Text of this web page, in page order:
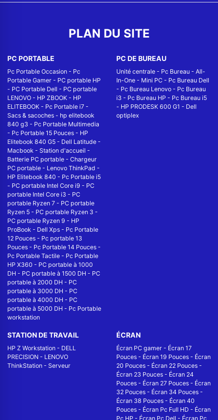
PLAN DU SITE
PC PORTABLE
Pc Portable Occasion - Pc
Portable Gamer - PC portable HP
- PC Portable Dell - PC portable
LENOVO - HP ZBOOK - HP
ELITEBOOK - Pc Portable i7 -
Sacs & sacoches - hp elitebook
840 g3 - Pc Portable Multimedia
- Pc Portable 15 Pouces - HP
Elitebook 840 G5 - Dell Latitude -
Macbook - Station d'accueil -
Batterie PC portable - Chargeur
PC portable - Lenovo ThinkPad -
HP Elitebook 840 - Pc Portable i5
- PC portable Intel Core i9 - PC
portable Intel Core i3 - PC
portable Ryzen 7 - PC portable
Ryzen 5 - PC portable Ryzen 3 -
PC portable Ryzen 9 - HP
ProBook - Dell Xps - Pc Portable
12 Pouces - Pc portable 13
Pouces - Pc Portable 14 Pouces -
Pc Portable Tactile - Pc Portable
HP X360 - PC portable à 1000
DH - PC portable à 1500 DH - PC
portable à 2000 DH - PC
portable à 3000 DH - PC
portable à 4000 DH - PC
portable à 5000 DH - Pc Portable
workstation
PC DE BUREAU
Unité centrale - Pc Bureau - All-
In-One - Mini PC - Pc Bureau Dell
- Pc Bureau Lenovo - Pc Bureau
i3 - Pc Bureau HP - Pc Bureau i5
- HP PRODESK 600 G1 - Dell
optiplex
STATION DE TRAVAIL
HP Z Workstation - DELL
PRECISION - LENOVO
ThinkStation - Serveur
ÉCRAN
Écran PC gamer - Écran 17
Pouces - Écran 19 Pouces - Écran
20 Pouces - Écran 22 Pouces -
Écran 23 Pouces - Écran 24
Pouces - Écran 27 Pouces - Écran
32 Pouces - Écran 34 Pouces -
Écran 38 Pouces - Écran 40
Pouces - Écran Pc Full HD - Écran
Pc HP - Écran Pc Dell - Écran Pc